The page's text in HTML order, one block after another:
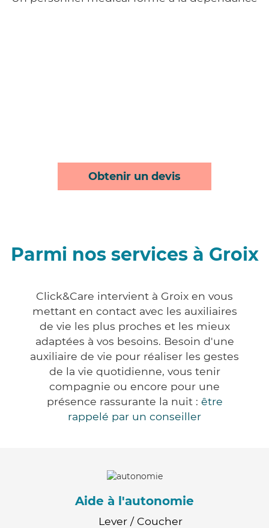
Obtenir un devis
Parmi nos services à Groix
Click&Care intervient à Groix en vous
mettant en contact avec les auxiliaires
de vie les plus proches et les mieux
adaptées à vos besoins. Besoin d'une
auxiliaire de vie pour réaliser les gestes
de la vie quotidienne, vous tenir
compagnie ou encore pour une
présence rassurante la nuit : être
rappelé par un conseiller
Aide à l'autonomie
Lever / Coucher